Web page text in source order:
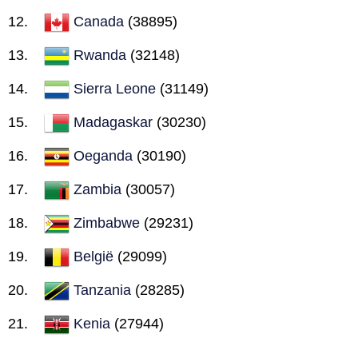
Canada (38895)
Rwanda (32148)
Sierra Leone (31149)
Madagaskar (30230)
Oeganda (30190)
Zambia (30057)
Zimbabwe (29231)
België (29099)
Tanzania (28285)
Kenia (27944)